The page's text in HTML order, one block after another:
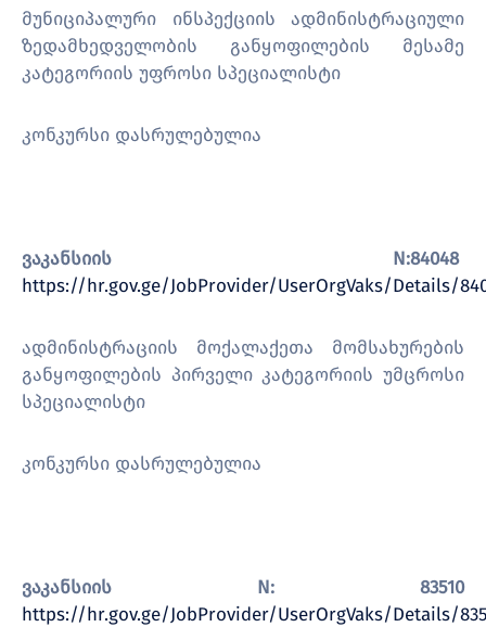
მუნიციპალური ინსპექციის ადმინისტრაციული
ზედამხედველობის განყოფილების მესამე
კატეგორიის უფროსი სპეციალისტი
კონკურსი დასრულებულია
ვაკანსიის N:84048
https://hr.gov.ge/JobProvider/UserOrgVaks/Details/
ადმინისტრაციის მოქალაქეთა მომსახურების
განყოფილების პირველი კატეგორიის უმცროსი
სპეციალისტი
კონკურსი დასრულებულია
ვაკანსიის N: 83510
https://hr.gov.ge/JobProvider/UserOrgVaks/Details/